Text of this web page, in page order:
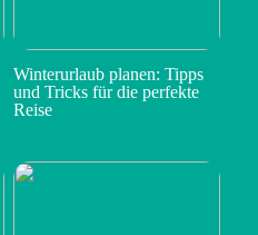
Winterurlaub planen: Tipps
und Tricks für die perfekte
Reise